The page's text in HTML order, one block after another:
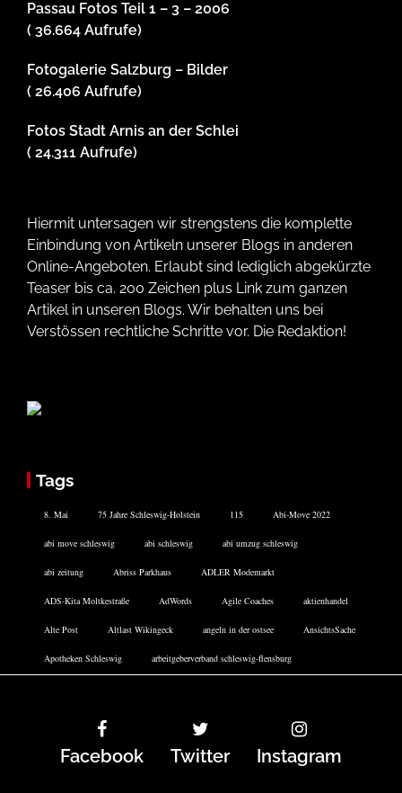
Passau Fotos Teil 1 – 3 – 2006
( 36.664 Aufrufe)
Fotogalerie Salzburg – Bilder
( 26.406 Aufrufe)
Fotos Stadt Arnis an der Schlei
( 24.311 Aufrufe)
Hiermit untersagen wir strengstens die komplette
Einbindung von Artikeln unserer Blogs in anderen
Online-Angeboten. Erlaubt sind lediglich abgekürzte
Teaser bis ca. 200 Zeichen plus Link zum ganzen
Artikel in unseren Blogs. Wir behalten uns bei
Verstössen rechtliche Schritte vor. Die Redaktion!
Tags
8. Mai 75 Jahre Schleswig-Holstein 115 Abi-Move 2022
abi move schleswig abi schleswig abi umzug schleswig
abi zeitung Abriss Parkhaus ADLER Modemarkt
ADS-Kita Moltkestraße AdWords Agile Coaches aktienhandel
Alte Post Altlast Wikingeck angeln in der ostsee AnsichtsSache
Apotheken Schleswig arbeitgeberverband schleswig-flensburg
Facebook Twitter Instagram